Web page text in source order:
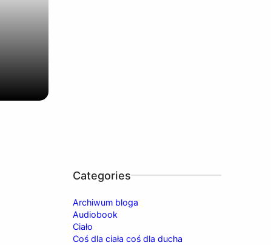
Categories
Archiwum bloga
Audiobook
Ciało
Coś dla ciała coś dla ducha